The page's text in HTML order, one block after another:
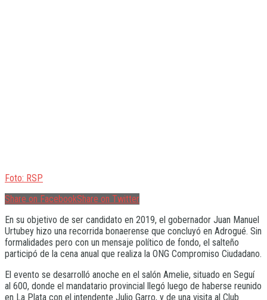
Foto: RSP
Share on FacebookShare on Twitter
En su objetivo de ser candidato en 2019, el gobernador Juan Manuel
Urtubey hizo una recorrida bonaerense que concluyó en Adrogué. Sin
formalidades pero con un mensaje político de fondo, el salteño
participó de la cena anual que realiza la ONG Compromiso Ciudadano.
El evento se desarrolló anoche en el salón Amelie, situado en Seguí
al 600, donde el mandatario provincial llegó luego de haberse reunido
en La Plata con el intendente Julio Garro, y de una visita al Club